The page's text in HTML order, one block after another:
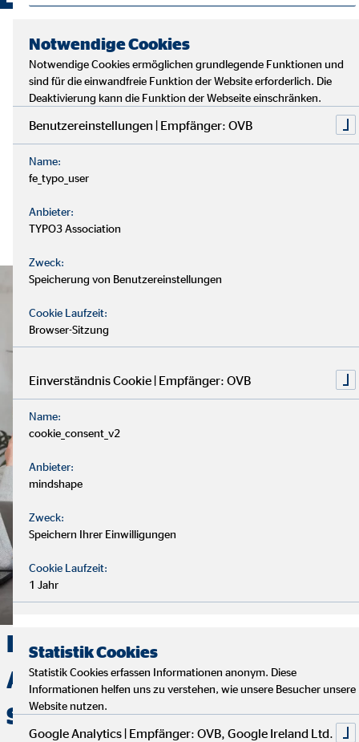
Deine Finanzen, Dein Weg:
Analyse, Beratung und
Service
Notwendige Cookies
Notwendige Cookies ermöglichen grundlegende Funktionen und
sind für die einwandfreie Funktion der Website erforderlich. Die
Deaktivierung kann die Funktion der Webseite einschränken.
Benutzereinstellungen | Empfänger: OVB
Name:
fe_typo_user
Anbieter:
TYPO3 Association
Zweck:
Speicherung von Benutzereinstellungen
Cookie Laufzeit:
Browser-Sitzung
Einverständnis Cookie | Empfänger: OVB
Name:
cookie_consent_v2
Anbieter:
mindshape
Zweck:
Speichern Ihrer Einwilligungen
Cookie Laufzeit:
1 Jahr
Statistik Cookies
Statistik Cookies erfassen Informationen anonym. Diese
Informationen helfen uns zu verstehen, wie unsere Besucher unsere
Website nutzen.
Google Analytics | Empfänger: OVB, Google Ireland Ltd.